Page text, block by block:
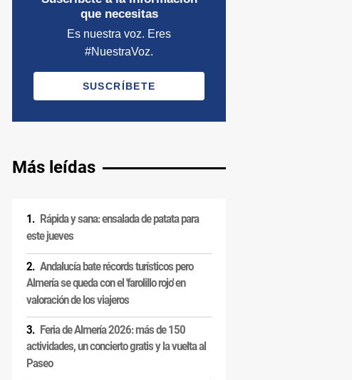
Más leídas
Rápida y sana: ensalada de patata para
este jueves
Andalucía bate récords turísticos pero
Almería se queda con el 'farolillo rojo' en
valoración de los viajeros
Feria de Almería 2026: más de 150
actividades, un concierto gratis y la vuelta al
Paseo